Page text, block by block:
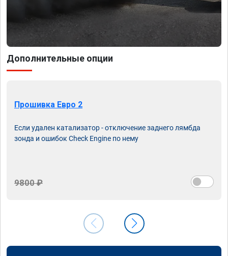
Дополнительные опции
Прошивка Евро 2
Если удален катализатор - отключение заднего лямбда
зонда и ошибок Check Engine по нему
9800 ₽